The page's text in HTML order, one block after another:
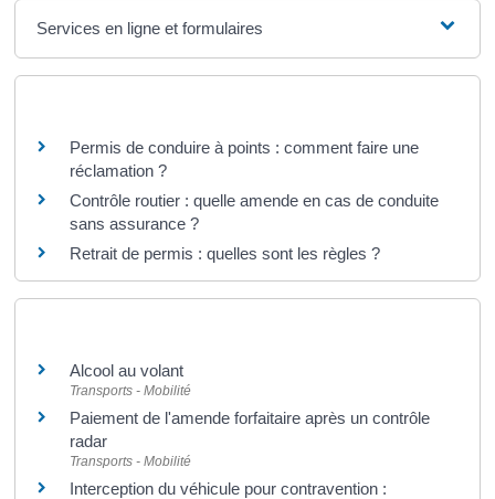
Services en ligne et formulaires
Permis de conduire à points : comment faire une
réclamation ?
Contrôle routier : quelle amende en cas de conduite
sans assurance ?
Retrait de permis : quelles sont les règles ?
Alcool au volant
Transports - Mobilité
Paiement de l'amende forfaitaire après un contrôle
radar
Transports - Mobilité
Interception du véhicule pour contravention :